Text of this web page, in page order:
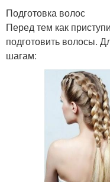
Подготовка волос
Перед тем как
подготовить волосы.
шагам: